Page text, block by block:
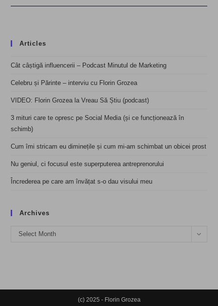
Articles
Cât câștigă influencerii – Podcast Minutul de Marketing
Celebru și Părinte – interviu cu Florin Grozea
VIDEO: Florin Grozea la Vreau Să Știu (podcast)
3 mituri care te opresc pe Social Media (și ce funcționează în
schimb)
Cum îmi stricam eu diminețile și cum mi-am schimbat un obicei prost
Nu geniul, ci focusul este superputerea antreprenorului
Încrederea pe care am învățat s-o dau visului meu
Archives
Archives
Select Month
(c) 2025 - Florin Grozea